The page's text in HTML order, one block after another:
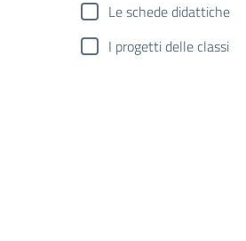
Le schede didattiche
I progetti delle classi